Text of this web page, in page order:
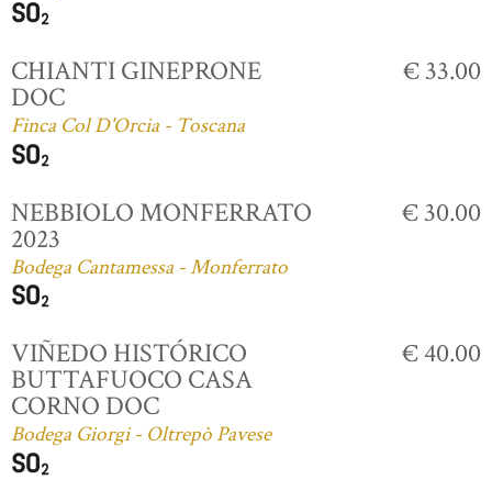
CHIANTI GINEPRONE
DOC
Finca Col D'Orcia - Toscana
€ 33.00
NEBBIOLO MONFERRATO
2023
Bodega Cantamessa - Monferrato
€ 30.00
VIÑEDO HISTÓRICO
BUTTAFUOCO CASA
CORNO DOC
Bodega Giorgi - Oltrepò Pavese
€ 40.00